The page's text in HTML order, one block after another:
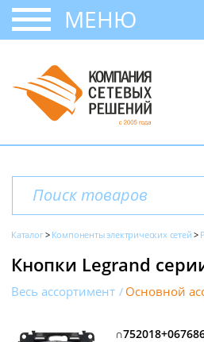
МЕНЮ
Каталог Компоненты электрических сетей
Кнопки Legrand
Весь ассортимент Основной